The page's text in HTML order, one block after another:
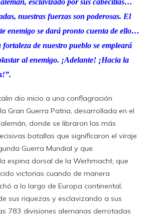
esclavizado por sus cabecillas…
nuestras fuerzas son poderosas. El
enemigo se dará pronto cuenta de ello…
fortaleza de nuestro pueblo se empleará
al enemigo. ¡Adelante! ¡Hacia la
dio inicio a una conflagración
Gran Guerra Patria, desarrollada en el
donde se libraron las más
batallas que significaron el viraje
Guerra Mundial y que
espina dorsal de la Werhmacht, que
victorias cuando de manera
a lo largo de Europa continental,
sus riquezas y esclavizando a sus
783 divisiones alemanas derrotadas